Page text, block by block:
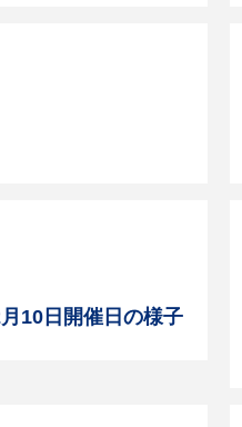
10日開催日の様子